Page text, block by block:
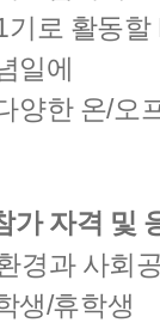
기로 활동
일에
양한 온/오
가 자격 및
경과 사회
생/휴학생